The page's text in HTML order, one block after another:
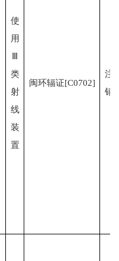
使
用
Ⅲ
类
射
线
装
置
闽环辐证[C0702]
注
销